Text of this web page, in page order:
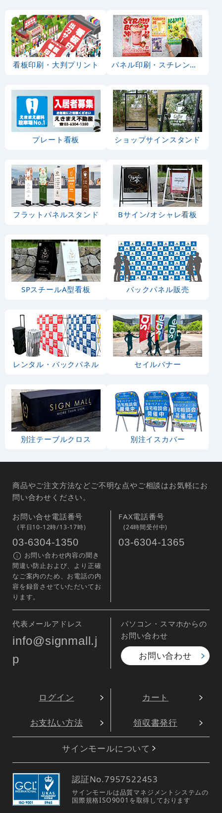
看板印刷・大判プリント パネル印刷・スチレンボード
プレート看板 ショップサインスタンド
フラットパネルスタンド Bサイン/オシャレ看板
SPスチールA型看板 バックパネル販売
レンタル・バックパネル セイルバナー
別注テーブルクロス 別注イスカバー
商品やご注文方法などご不明な点やご相談はお気軽にお
問い合わせください。
お問い合せ電話番号
(平日10-12時/13-17時)
03-6304-1350
お問い合わせ内容の聞き
間違い防止および、より正確
なご案内のため、お電話の内
容を録音させていただいてお
ります。
FAX電話番号
(24時間受付中)
03-6304-1365
代表メールアドレス
info@signmall.j
p
パソコン・スマホからの
お問い合わせ
お問い合わせ
ログイン カート
お支払い方法 領収書発行
サインモールについて
認証No.7957522453
サインモールは品質マネジメントシステムの
国際規格ISO9001を取得しております